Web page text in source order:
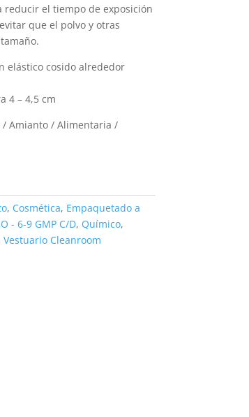
el tiempo de exposición
que el polvo y otras
elástico cosido alrededor
4 – 4,5 cm
Amianto / Alimentaria /
, Cosmética, Empaquetado a
- 6-9 GMP C/D, Químico,
Vestuario Cleanroom